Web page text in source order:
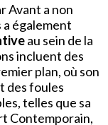
Avant a non
a également
au sein de la
incluent des
plan, où son
des foules
telles que sa
Contemporain,